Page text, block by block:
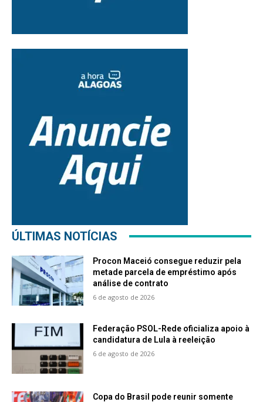
ÚLTIMAS NOTÍCIAS
Procon Maceió consegue reduzir pela
metade parcela de empréstimo após
análise de contrato
6 de agosto de 2026
Federação PSOL-Rede oficializa apoio à
candidatura de Lula à reeleição
6 de agosto de 2026
Copa do Brasil pode reunir somente